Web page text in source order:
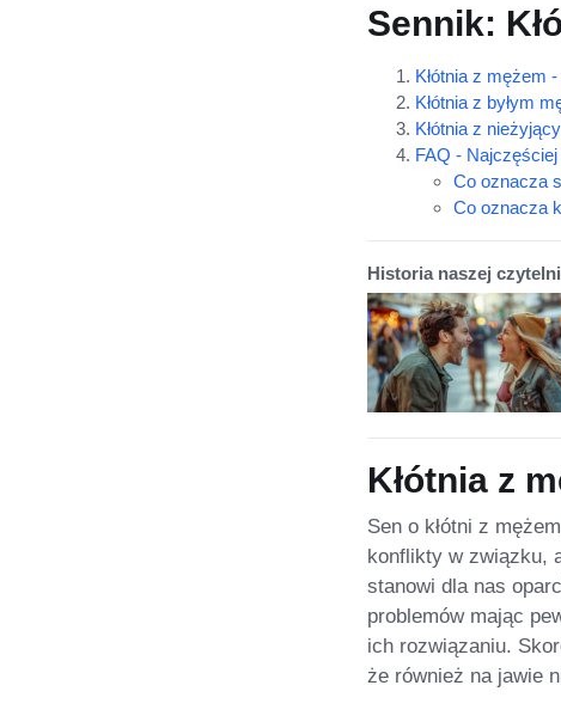
Sennik:
Kłótnia z mężem
Kłótnia z byłym
Kłótnia z
FAQ -
Co oznacza
Co oznacza
Historia naszej
Kłótnia z
Sen o kłótni z
konflikty w związku,
stanowi dla nas
problemów mając
ich rozwiązaniu.
że również na jawie